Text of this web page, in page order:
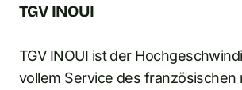
TGV INOUI
TGV INOUI ist der
vollem Service des französischen